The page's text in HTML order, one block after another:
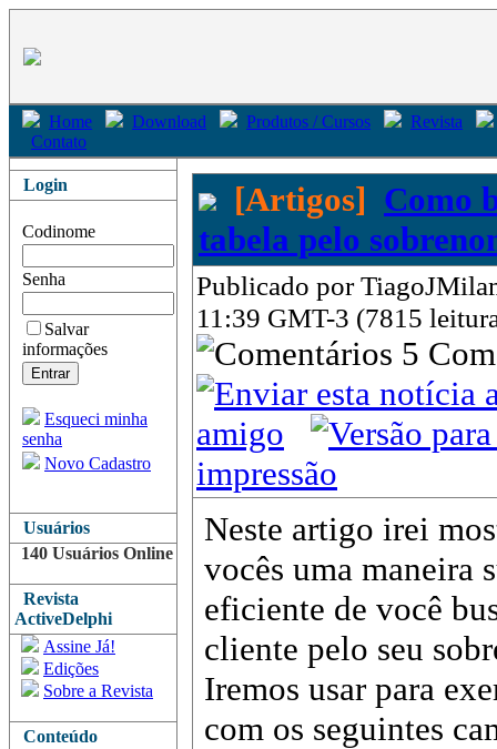
Home Download Produtos / Cursos
Revista
Contato
Login
Codinome
Senha
Salvar
informações
Esqueci minha
senha
Novo Cadastro
Usuários
140 Usuários Online
Revista
ActiveDelphi
Assine Já!
Edições
Sobre a Revista
Conteúdo
[Artigos] Como
tabela pelo
Publicado por
11:39 GMT-3 (7815
5
amigo
impressão
Neste artigo irei
vocês uma maneira
eficiente de você
cliente pelo seu
Iremos usar para
com os seguintes